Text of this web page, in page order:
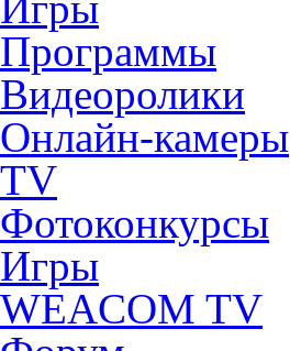
Программы
Видеоролики
Онлайн-камеры
TV
Фотоконкурсы
Игры
WEACOM TV